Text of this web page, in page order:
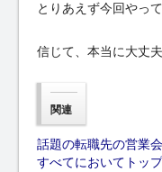
とりあえず今回やっ
信じて、本当に大丈
関連
話題の転職先の営業
すべてにおいてトッ